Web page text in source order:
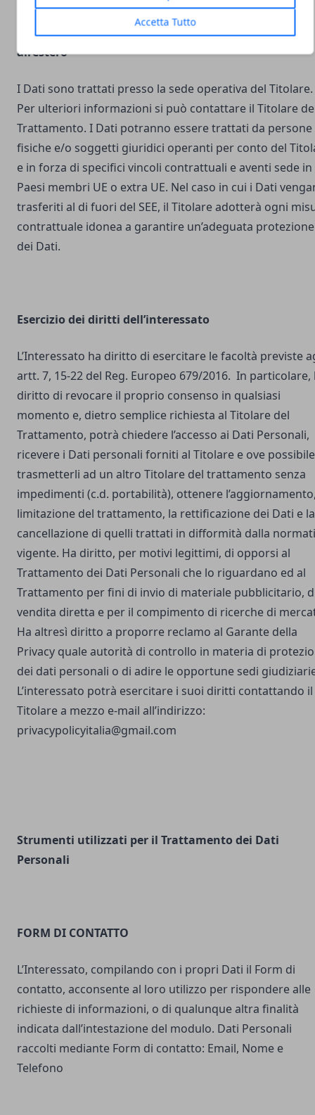
Accetta Tutto
Luogo del Trattamento e trasferimento dei Dati
all’estero
I Dati sono trattati presso la sede operativa del Titolare.
Per ulteriori informazioni si può contattare il Titolare
Trattamento. I Dati potranno essere trattati da persone
fisiche e/o soggetti giuridici operanti per conto del
e in forza di specifici vincoli contrattuali e aventi sede in
Paesi membri UE o extra UE. Nel caso in cui i Dati
trasferiti al di fuori del SEE, il Titolare adotterà ogni
contrattuale idonea a garantire un’adeguata protezione
dei Dati.
Esercizio dei diritti dell’interessato
L’Interessato ha diritto di esercitare le facoltà previste
artt. 7, 15-22 del Reg. Europeo 679/2016. In particolare,
diritto di revocare il proprio consenso in qualsiasi
momento e, dietro semplice richiesta al Titolare del
Trattamento, potrà chiedere l’accesso ai Dati Personali,
ricevere i Dati personali forniti al Titolare e ove possibile
trasmetterli ad un altro Titolare del trattamento senza
impedimenti (c.d. portabilità), ottenere
limitazione del trattamento, la rettificazione dei Dati e la
cancellazione di quelli trattati in difformità dalla
vigente. Ha diritto, per motivi legittimi, di opporsi al
Trattamento dei Dati Personali che lo riguardano ed al
Trattamento per fini di invio di materiale pubblicitario,
vendita diretta e per il compimento di ricerche di
Ha altresì diritto a proporre reclamo al Garante della
Privacy quale autorità di controllo in materia di
dei dati personali o di adire le opportune sedi
L’interessato potrà esercitare i suoi diritti contattando il
Titolare a mezzo e-mail all’indirizzo:
privacypolicyitalia@gmail.com
Strumenti utilizzati per il Trattamento dei Dati
Personali
FORM DI CONTATTO
L’Interessato, compilando con i propri Dati il Form di
contatto, acconsente al loro utilizzo per rispondere alle
richieste di informazioni, o di qualunque altra finalità
indicata dall’intestazione del modulo. Dati Personali
raccolti mediante Form di contatto: Email, Nome e
Telefono